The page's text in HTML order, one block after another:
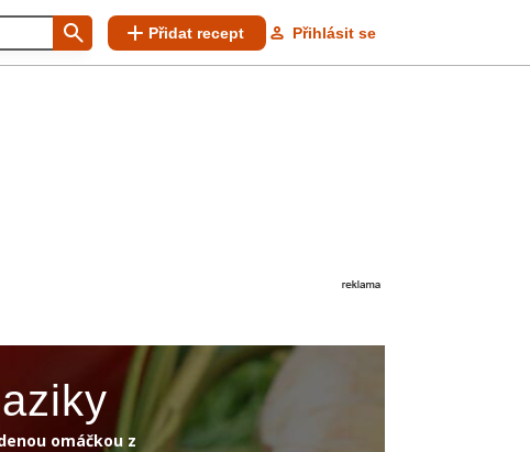
Přidat recept Přihlásit se
omáčkou z